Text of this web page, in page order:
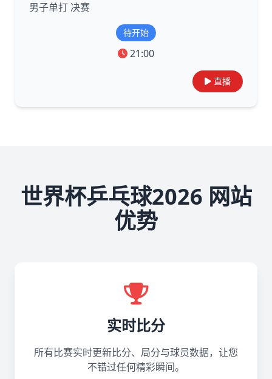
男子单打 决赛
待开始
21:00
直播
世界杯乒乓球2026 网站
优势
实时比分
所有比赛实时更新比分、局分与球员数据，让您
不错过任何精彩瞬间。